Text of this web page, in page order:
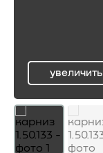
ru
увеличить